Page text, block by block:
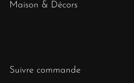
Maison & Décors
Suivre commande